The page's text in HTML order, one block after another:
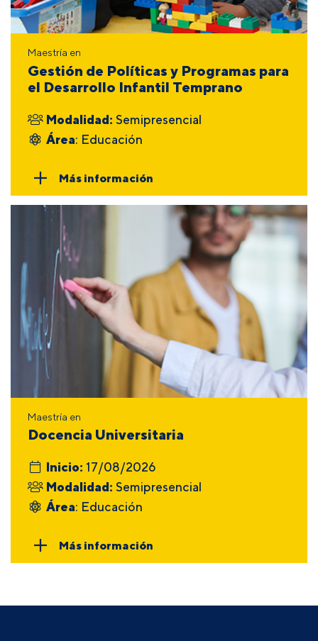
Maestría en
Gestión de Políticas y Programas para
el Desarrollo Infantil Temprano
Modalidad: Semipresencial
Área: Educación
Más información
Maestría en
Docencia Universitaria
Inicio: 17/08/2026
Modalidad: Semipresencial
Área: Educación
Más información